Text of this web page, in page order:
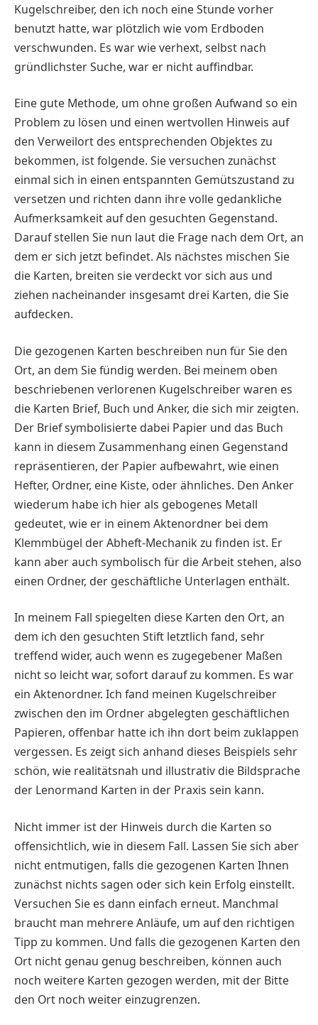
Kugelschreiber, den ich noch eine Stunde vorher
benutzt hatte, war plötzlich wie vom Erdboden
verschwunden. Es war wie verhext, selbst nach
gründlichster Suche, war er nicht auffindbar.
Eine gute Methode, um ohne großen Aufwand so ein
Problem zu lösen und einen wertvollen Hinweis auf
den Verweilort des entsprechenden Objektes zu
bekommen, ist folgende. Sie versuchen zunächst
einmal sich in einen entspannten Gemütszustand zu
versetzen und richten dann ihre volle gedankliche
Aufmerksamkeit auf den gesuchten Gegenstand.
Darauf stellen Sie nun laut die Frage nach dem Ort, an
dem er sich jetzt befindet. Als nächstes mischen Sie
die Karten, breiten sie verdeckt vor sich aus und
ziehen nacheinander insgesamt drei Karten, die Sie
aufdecken.
Die gezogenen Karten beschreiben nun für Sie den
Ort, an dem Sie fündig werden. Bei meinem oben
beschriebenen verlorenen Kugelschreiber waren es
die Karten Brief, Buch und Anker, die sich mir zeigten.
Der Brief symbolisierte dabei Papier und das Buch
kann in diesem Zusammenhang einen Gegenstand
repräsentieren, der Papier aufbewahrt, wie einen
Hefter, Ordner, eine Kiste, oder ähnliches. Den Anker
wiederum habe ich hier als gebogenes Metall
gedeutet, wie er in einem Aktenordner bei dem
Klemmbügel der Abheft-Mechanik zu finden ist. Er
kann aber auch symbolisch für die Arbeit stehen, also
einen Ordner, der geschäftliche Unterlagen enthält.
In meinem Fall spiegelten diese Karten den Ort, an
dem ich den gesuchten Stift letztlich fand, sehr
treffend wider, auch wenn es zugegebener Maßen
nicht so leicht war, sofort darauf zu kommen. Es war
ein Aktenordner. Ich fand meinen Kugelschreiber
zwischen den im Ordner abgelegten geschäftlichen
Papieren, offenbar hatte ich ihn dort beim zuklappen
vergessen. Es zeigt sich anhand dieses Beispiels sehr
schön, wie realitätsnah und illustrativ die Bildsprache
der Lenormand Karten in der Praxis sein kann.
Nicht immer ist der Hinweis durch die Karten so
offensichtlich, wie in diesem Fall. Lassen Sie sich aber
nicht entmutigen, falls die gezogenen Karten Ihnen
zunächst nichts sagen oder sich kein Erfolg einstellt.
Versuchen Sie es dann einfach erneut. Manchmal
braucht man mehrere Anläufe, um auf den richtigen
Tipp zu kommen. Und falls die gezogenen Karten den
Ort nicht genau genug beschreiben, können auch
noch weitere Karten gezogen werden, mit der Bitte
den Ort noch weiter einzugrenzen.